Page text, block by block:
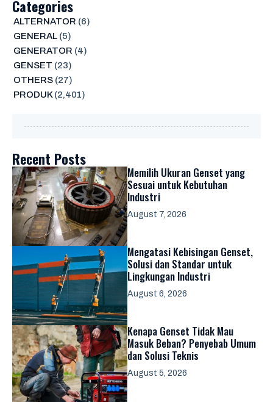
Categories
ALTERNATOR (6)
GENERAL(5)
GENERATOR (4)
GENSET (23)
OTHERS(27)
PRODUK(2,401)
Recent Posts
Memilih Ukuran Genset yang
Sesuai untuk Kebutuhan
Industri
August 7, 2026
Mengatasi Kebisingan Genset,
Solusi dan Standar untuk
Lingkungan Industri
August 6, 2026
Kenapa Genset Tidak Mau
Masuk Beban? Penyebab Umum
dan Solusi Teknis
August 5, 2026